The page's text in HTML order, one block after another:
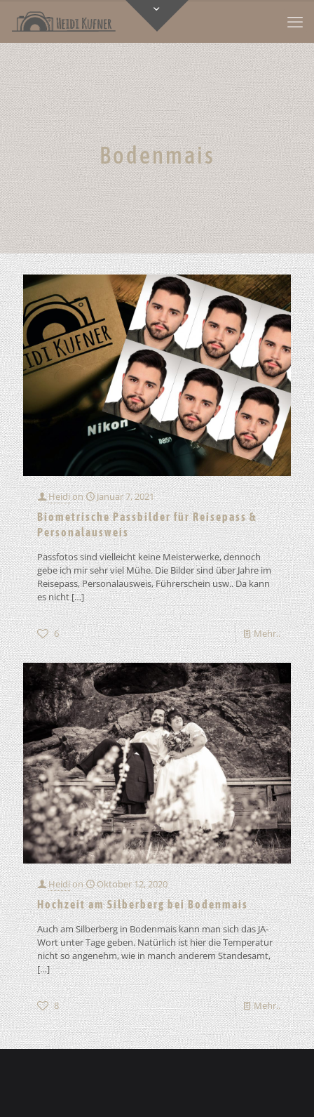
Bodenmais
Heidion
Januar 7, 2021
Biometrische Passbilder für Reisepass &
Personalausweis
Passfotos sind vielleicht keine Meisterwerke, dennoch
gebe ich mir sehr viel Mühe. Die Bilder sind über Jahre im
Reisepass, Personalausweis, Führerschein usw.. Da kann
es nicht[…]
6 Mehr..
Heidi on
Oktober 12, 2020
Hochzeit am Silberberg bei Bodenmais
Auch am Silberberg in Bodenmais kann man sich das JA-
Wort unter Tage geben. Natürlich ist hier die Temperatur
nicht so angenehm, wie in manch anderem Standesamt,
[…]
8 Mehr..